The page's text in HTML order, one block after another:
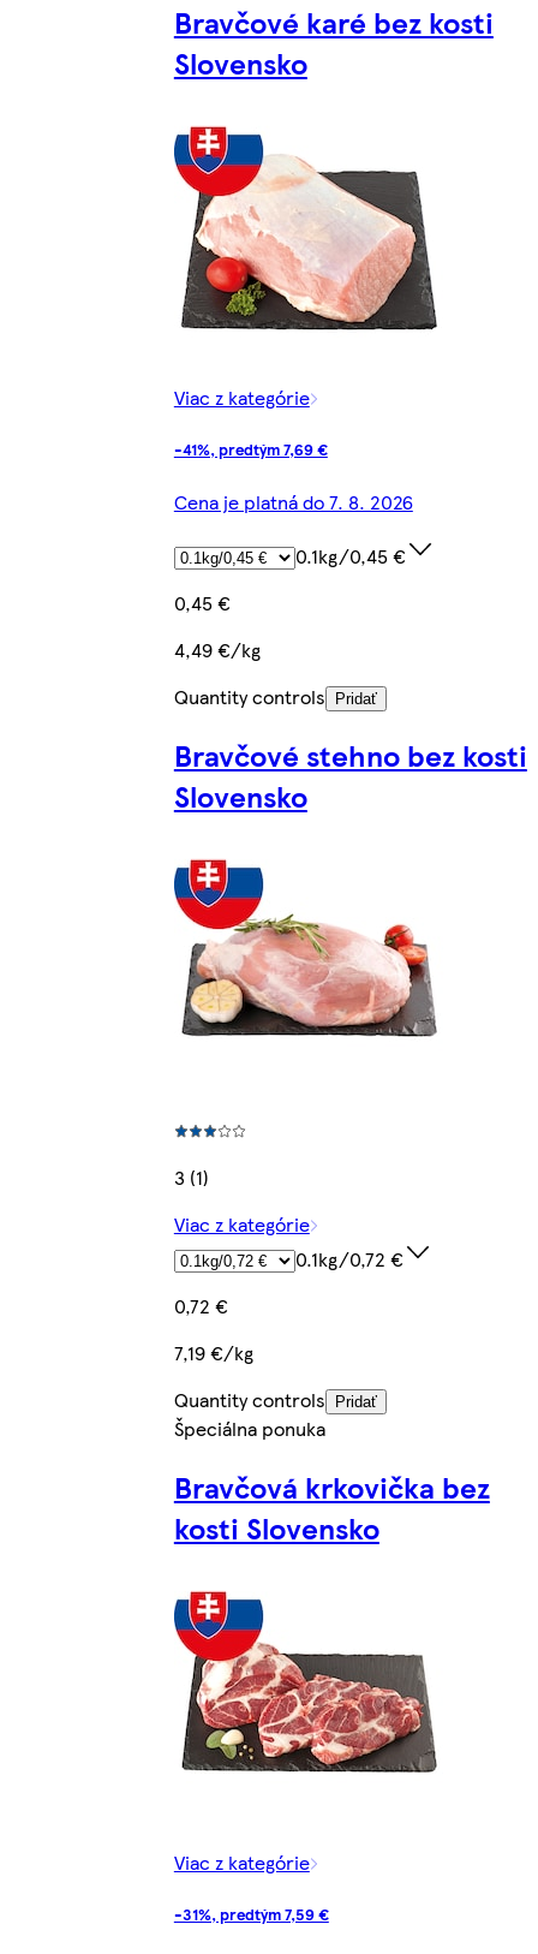
Bravčové karé bez kosti
Slovensko
Viac z kategórie
-41%, predtým 7,69 €
Cena je platná do 7. 8. 2026
0.1kg/0,45 €
0,45 €
4,49 €/kg
Quantity controls
Pridať
Bravčové stehno bez kosti
Slovensko
3 (1)
Viac z kategórie
0.1kg/0,72 €
0,72 €
7,19 €/kg
Quantity controls
Pridať
Špeciálna ponuka
Bravčová krkovička bez
kosti Slovensko
Viac z kategórie
-31%, predtým 7,59 €